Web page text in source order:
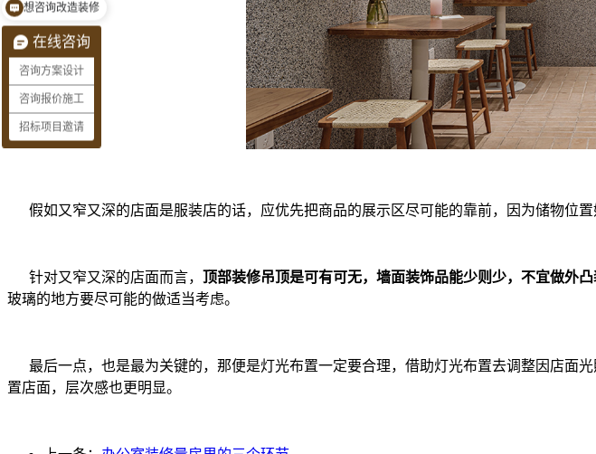
假如又窄又深的店面是服装店的话，应优先把商品的展示区尽可能的靠前，因为储物位
针对又窄又深的店面而言， 顶部装修吊顶是可有可无，墙面装饰品能少则少，不宜做外凸
玻璃的地方要尽可能的做适当考虑。
最后一点，也是最为关键的，那便是灯光布置一定要合理，借助灯光布置去调整因店面
置店面，层次感也更明显。
在线咨询
咨询方案设计
咨询报价施工
招标项目邀请
想咨询改造装修